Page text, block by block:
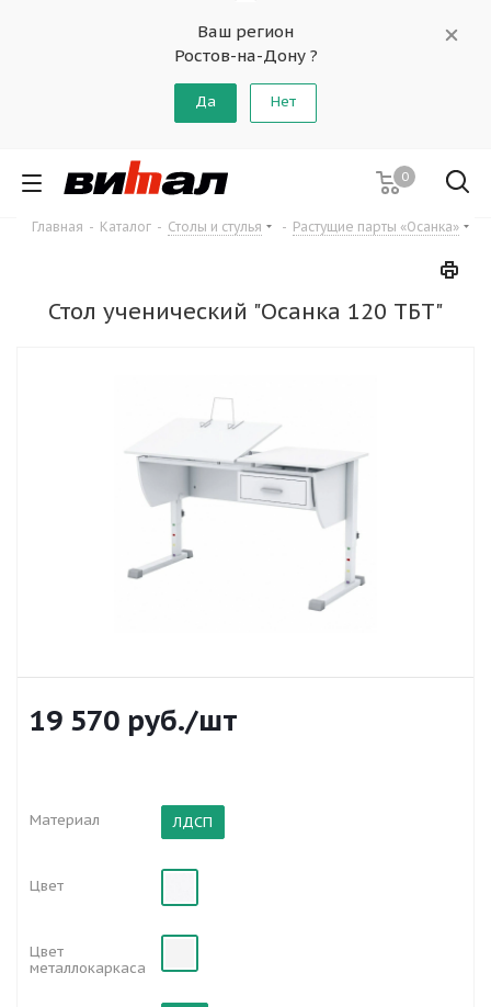
Ваш регион
Ростов-на-Дону ?
Да Нет
0
Главная - Каталог - Столы и стулья - Растущие парты «Осанка»
Стол ученический "Осанка 120 ТБТ"
19 570 руб./шт
Материал ЛДСП
Цвет
Цвет
металлокаркаса